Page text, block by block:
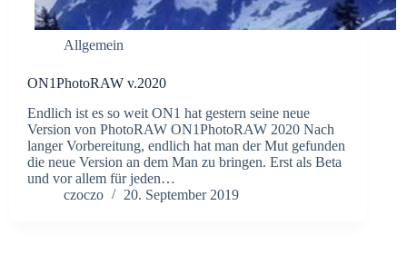
Allgemein
ON1PhotoRAW v.2020
Endlich ist es so weit ON1 hat gestern seine neue
Version von PhotoRAW ON1PhotoRAW 2020 Nach
langer Vorbereitung, endlich hat man der Mut gefunden
die neue Version an dem Man zu bringen. Erst als Beta
und vor allem für jeden…
czoczo
20. September 2019